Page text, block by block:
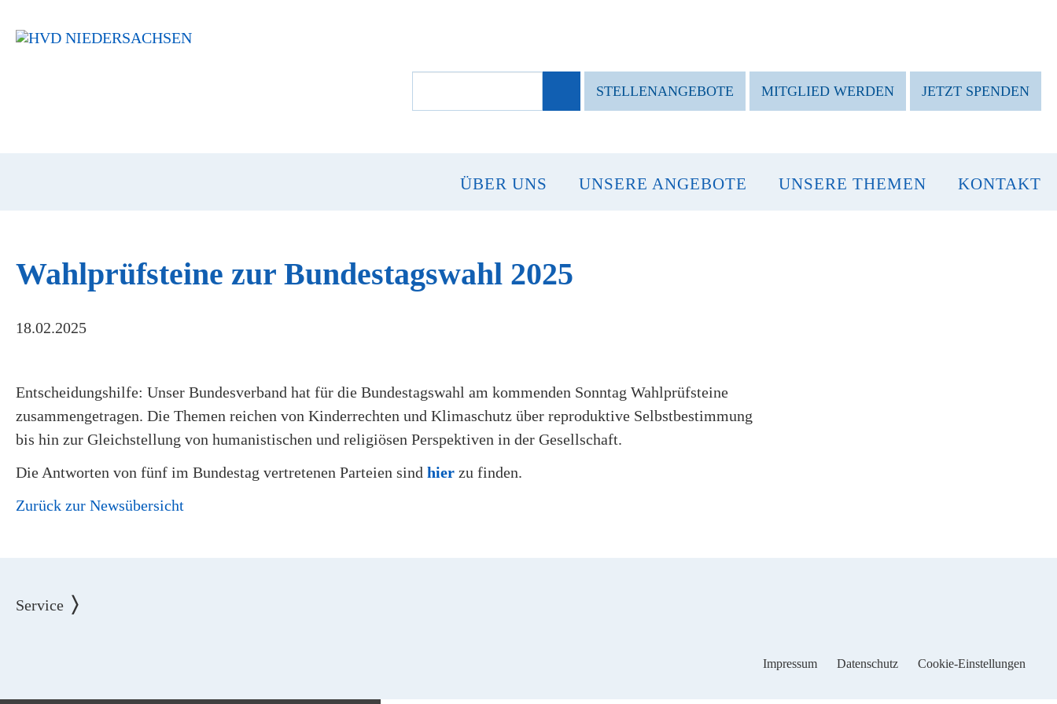
STELLENANGEBOTE MITGLIED WERDEN JETZT SPENDEN
ÜBER UNS UNSERE ANGEBOTE UNSERE THEMEN KONTAKT
Wahlprüfsteine zur Bundestagswahl 2025
18.02.2025
Entscheidungshilfe: Unser Bundesverband hat für die Bundestagswahl am kommenden Sonntag Wahlprüfsteine
zusammengetragen. Die Themen reichen von Kinderrechten und Klimaschutz über reproduktive Selbstbestimmung
bis hin zur Gleichstellung von humanistischen und religiösen Perspektiven in der Gesellschaft.
Die Antworten von fünf im Bundestag vertretenen Parteien sind hier zu finden.
Zurück zur Newsübersicht
Service
Impressum Datenschutz Cookie-Einstellungen